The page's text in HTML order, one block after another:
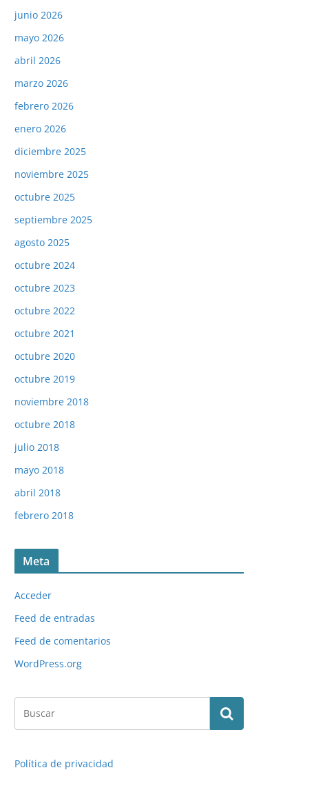
junio 2026
mayo 2026
abril 2026
marzo 2026
febrero 2026
enero 2026
diciembre 2025
noviembre 2025
octubre 2025
septiembre 2025
agosto 2025
octubre 2024
octubre 2023
octubre 2022
octubre 2021
octubre 2020
octubre 2019
noviembre 2018
octubre 2018
julio 2018
mayo 2018
abril 2018
febrero 2018
Meta
Acceder
Feed de entradas
Feed de comentarios
WordPress.org
Política de privacidad